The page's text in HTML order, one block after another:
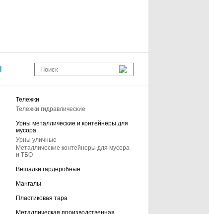
Тележки
Тележки гидравлические
Урны металлические и контейнеры для
мусора
Урны уличные
Металлические контейнеры для мусора
и ТБО
Вешалки гардеробные
Мангалы
Пластиковая тара
Металлическая производственная